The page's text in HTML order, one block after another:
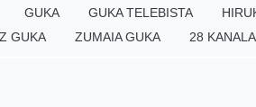
GUKA
GUKA TELEBISTA
GUKA
ZUMAIA GUKA 28 KANALA